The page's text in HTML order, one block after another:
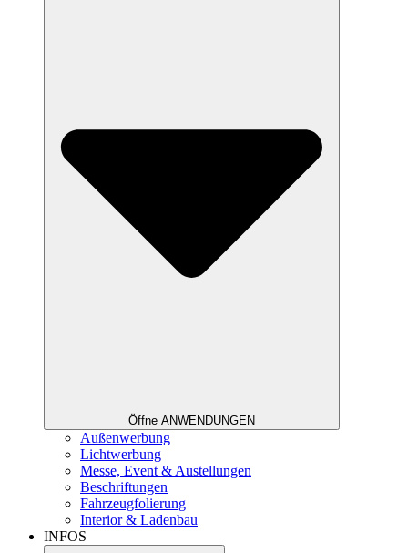
Öffne ANWENDUNGEN
Außenwerbung
Lichtwerbung
Messe, Event & Austellungen
Beschriftungen
Fahrzeugfolierung
Interior & Ladenbau
INFOS